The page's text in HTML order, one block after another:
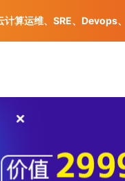
算运维、SRE、